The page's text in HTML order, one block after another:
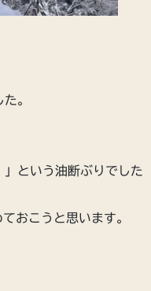
。
」という油断ぶりでした
おこうと思います。